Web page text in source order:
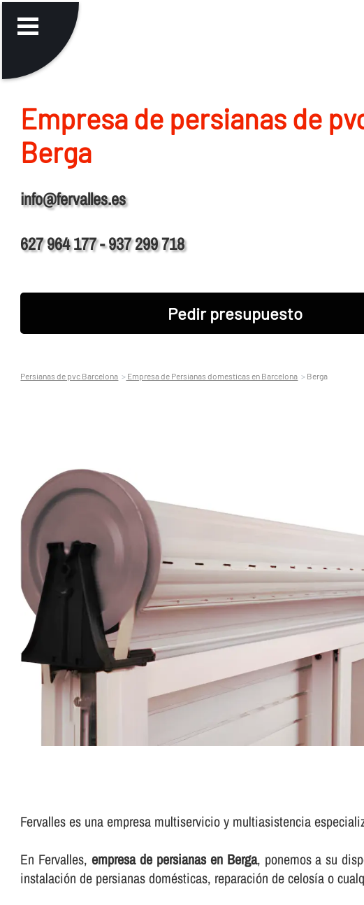
Empresa de persianas de
Berga
info@fervalles.es
627 964 177 - 937 299 718
Pedir presupuesto
Persianas de pvc Barcelona Empresa de Persianas domesticas en Barcelona Berga
Fervalles es una empresa multiservicio y multiasistencia
En Fervalles,empresa de persianas en Berga, ponemos a su
instalación de persianas domésticas, reparación de celosí­a o